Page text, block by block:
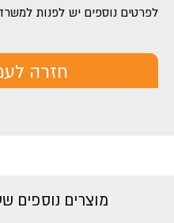
לפרטים נוספים יש לפנות
חזרה
מוצרים נוספים